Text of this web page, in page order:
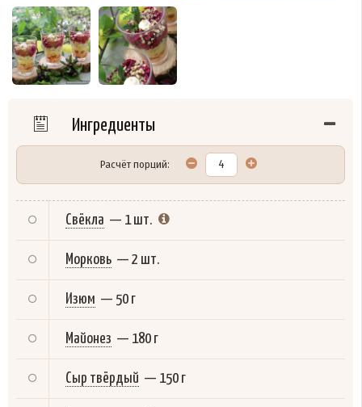
Ингредиенты
Расчёт порций:
Свёкла — 1 шт.
Морковь — 2 шт.
Изюм — 50 г
Майонез — 180 г
Сыр твёрдый — 150 г